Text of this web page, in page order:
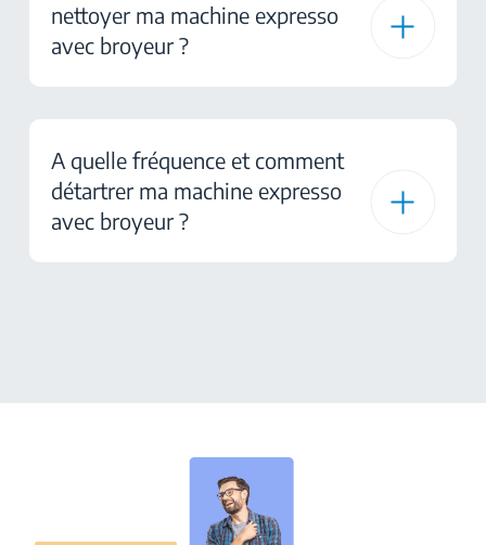
nettoyer ma machine expresso
avec broyeur ?
A quelle fréquence et comment
détartrer ma machine expresso
avec broyeur ?